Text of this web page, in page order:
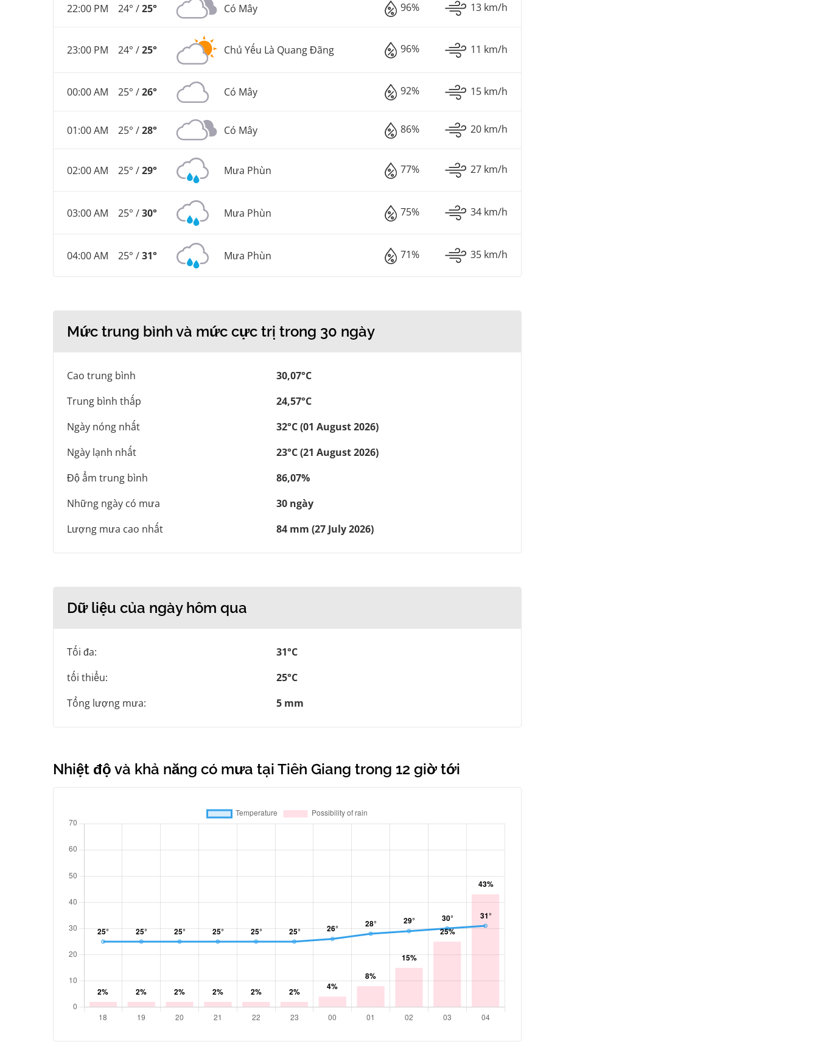
22:00 PM 24° /25° Có Mây 96% 13 km/h
23:00 PM 24° /25° Chủ Yếu Là Quang Đãng 96% 11 km/h
00:00 AM 25° /26° Có Mây 92% 15 km/h
01:00 AM 25° /28° Có Mây 86% 20 km/h
02:00 AM 25° /29° Mưa Phùn 77% 27 km/h
03:00 AM 25° /30° Mưa Phùn 75% 34 km/h
04:00 AM 25° /31° Mưa Phùn 71% 35 km/h
Mức trung bình và mức cực trị trong 30 ngày
Cao trung bình
30,07°C
Trung bình thấp
24,57°C
Ngày nóng nhất
32°C (01 August 2026)
Ngày lạnh nhất
23°C (21 August 2026)
Độ ẩm trung bình
86,07%
Những ngày có mưa
30 ngày
Lượng mưa cao nhất
84 mm (27 July 2026)
Dữ liệu của ngày hôm qua
Tối đa:
31°C
tối thiểu:
25°C
Tổng lượng mưa:
5 mm
Nhiệt độ và khả năng có mưa tại Tiền Giang trong 12 giờ tới